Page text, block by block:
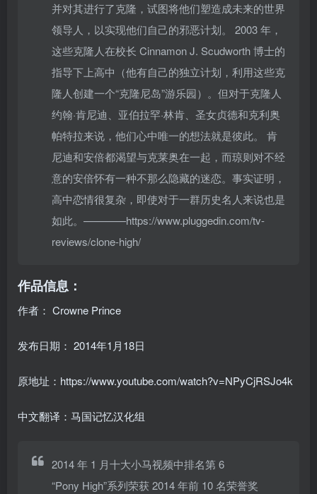
并对其进行了克隆，试图将他们塑造成未来的世界
领导人，以实现他们自己的邪恶计划。 2003 年，
这些克隆人在校长 Cinnamon J. Scudworth 博士的
指导下上高中（他有自己的独立计划，利用这些克
隆人创建一个“克隆尼岛”游乐园）。但对于克隆人
约翰·肯尼迪、亚伯拉罕·林肯、圣女贞德和克利奥
帕特拉来说，他们心中唯一的想法就是彼此。 肯
尼迪和安倍都渴望与克莱奥在一起，而琼则对不经
意的安倍怀有一种不那么隐藏的迷恋。事实证明，
高中恋情很复杂，即使对于一群历史名人来说也是
如此。————https://www.pluggedin.com/tv-
reviews/clone-high/
作品信息：
作者： Crowne Prince
发布日期： 2014年1月18日
原地址：https://www.youtube.com/watch?v=NPyCjRSJo4k
中文翻译：马国记忆汉化组
2014 年 1 月十大小马视频中排名第 6
“Pony High”系列荣获 2014 年前 10 名荣誉奖